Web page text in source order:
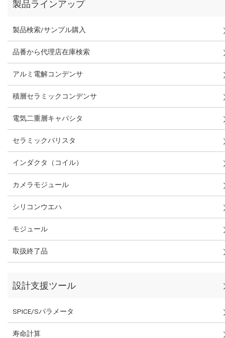
製品ラインアップ
製品検索/サンプル購入
品番から代理店在庫検索
アルミ電解コンデンサ
積層セラミックコンデンサ
電気二重層キャパシタ
セラミックバリスタ
インダクタ（コイル）
カメラモジュール
シリコンウエハ
モジュール
取扱終了品
設計支援ツール
SPICE/Sパラメータ
寿命計算